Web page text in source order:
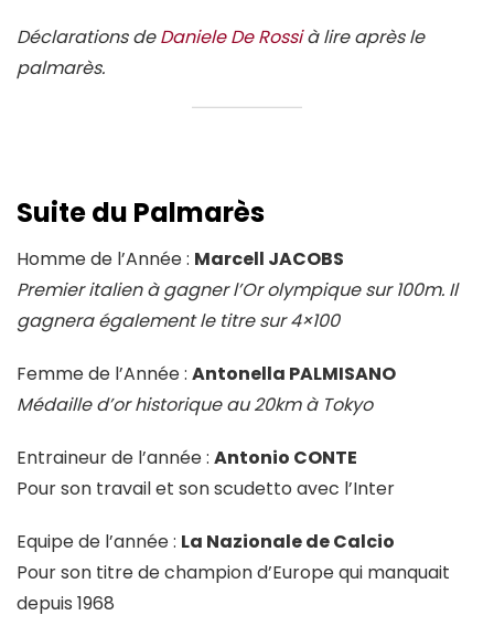
Déclarations deDaniele De Rossià lire après le
palmarès.
Suite du Palmarès
Homme de l’Année : Marcell JACOBS
Premier italien à gagner l’Or olympique sur 100m. Il
gagnera également le titre sur 4×100
Femme de l’Année : Antonella PALMISANO
Médaille d’or historique au 20km à Tokyo
Entraineur de l’année : Antonio CONTE
Pour son travail et son scudetto avec l’Inter
Equipe de l’année : La Nazionale de Calcio
Pour son titre de champion d’Europe qui manquait
depuis 1968